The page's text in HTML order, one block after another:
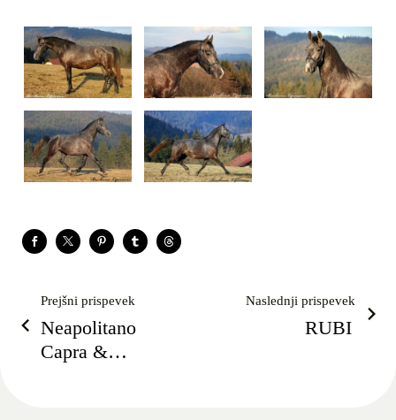
Prejšni prispevek
Neapolitano
Capra &
Naslednji prispevek
RUBI